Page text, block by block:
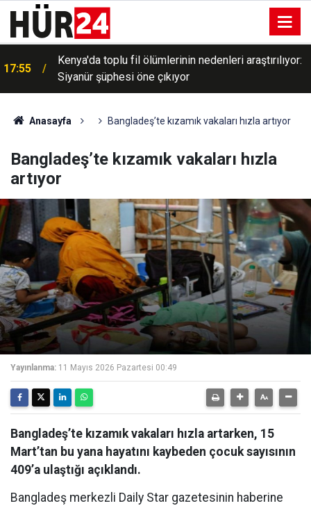
17:55
Kenya'da toplu fil ölümlerinin nedenleri araştırılıyor:
Siyanür şüphesi öne çıkıyor
Anasayfa Bangladeş’te kızamık vakaları hızla artıyor
Bangladeş’te kızamık vakaları hızla
artıyor
Yayınlanma: 11 Mayıs 2026 Pazartesi 00:49
Bangladeş’te kızamık vakaları hızla artarken, 15
Mart’tan bu yana hayatını kaybeden çocuk sayısının
409’a ulaştığı açıklandı.
Bangladeş merkezli Daily Star gazetesinin haberine